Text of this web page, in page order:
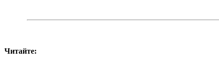
Читайте: